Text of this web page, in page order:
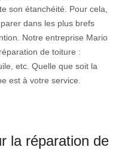
son étanchéité. Pour cela,
dans les plus brefs
Notre entreprise Mario
de toiture :
etc. Quelle que soit la
est à votre service.
la réparation de